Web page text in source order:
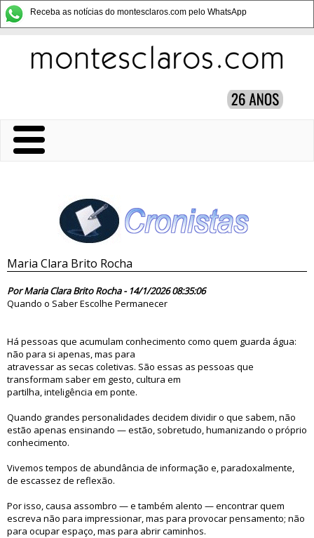
Receba as notícias do montesclaros.com pelo WhatsApp
Maria Clara Brito Rocha
Por Maria Clara Brito Rocha - 14/1/2026 08:35:06
Quando o Saber Escolhe Permanecer
Há pessoas que acumulam conhecimento como quem guarda água:
não para si apenas, mas para
atravessar as secas coletivas. São essas as pessoas que
transformam saber em gesto, cultura em
partilha, inteligência em ponte.
Quando grandes personalidades decidem dividir o que sabem, não
estão apenas ensinando — estão, sobretudo, humanizando o próprio
conhecimento.
Vivemos tempos de abundância de informação e, paradoxalmente,
de escassez de reflexão.
Por isso, causa assombro — e também alento — encontrar quem
escreva não para impressionar, mas para provocar pensamento; não
para ocupar espaço, mas para abrir caminhos.